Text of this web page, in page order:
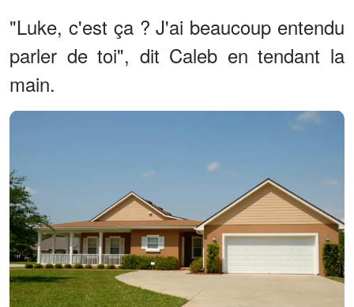
"Luke, c'est ça ? J'ai beaucoup entendu
parler de toi", dit Caleb en tendant la
main.